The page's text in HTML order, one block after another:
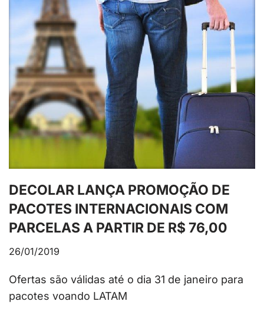
DECOLAR LANÇA PROMOÇÃO DE
PACOTES INTERNACIONAIS COM
PARCELAS A PARTIR DE R$ 76,00
26/01/2019
Ofertas são válidas até o dia 31 de janeiro para
pacotes voando LATAM